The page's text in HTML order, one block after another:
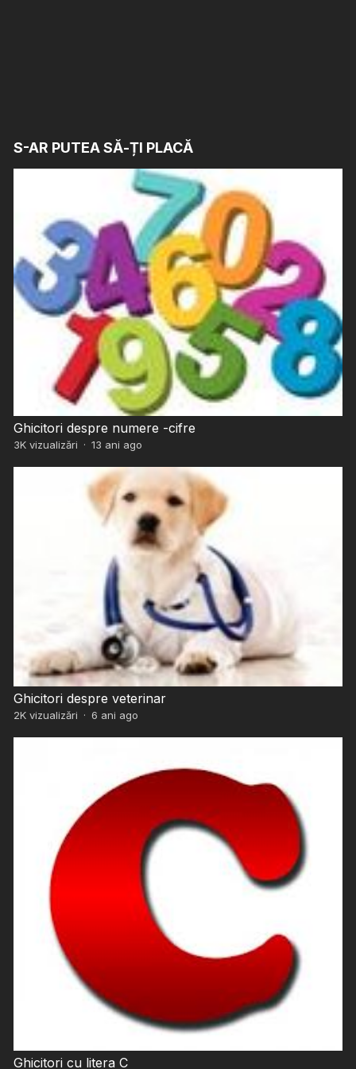
S-AR PUTEA SĂ-ȚI PLACĂ
Ghicitori despre numere -cifre
3Kvizualizări · 13 ani ago
Ghicitori despre veterinar
2Kvizualizări · 6 ani ago
Ghicitori cu litera C